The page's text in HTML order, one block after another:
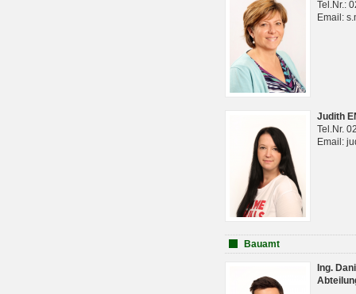
Tel.Nr.:
Email:
Judith
Tel.Nr.
Email:
Bauamt
Ing.